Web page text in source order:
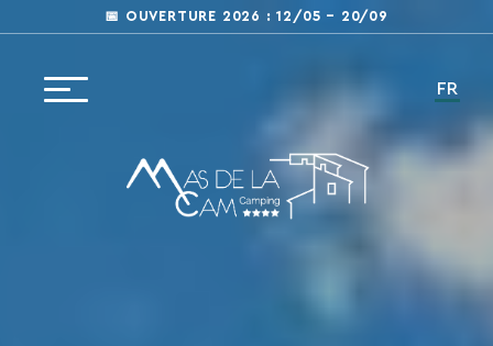
📅 OUVERTURE 2026 : 12/05 – 20/09
FR